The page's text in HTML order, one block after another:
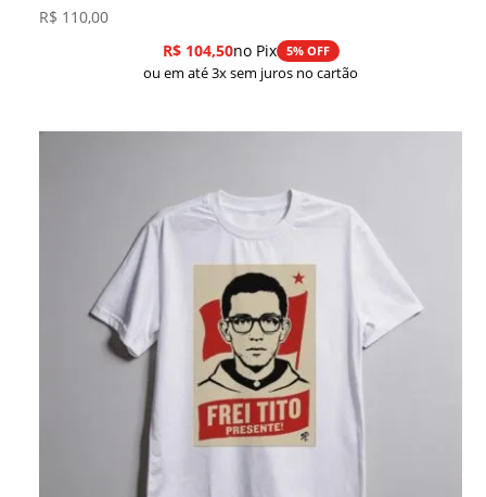
R$ 110,00
R$104,50no Pix 5% OFF
ou em até 3x sem juros no cartão